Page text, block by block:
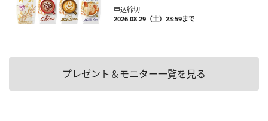
申込締切
2026.08.29（土）23:59まで
プレゼント＆モニター一覧を見る